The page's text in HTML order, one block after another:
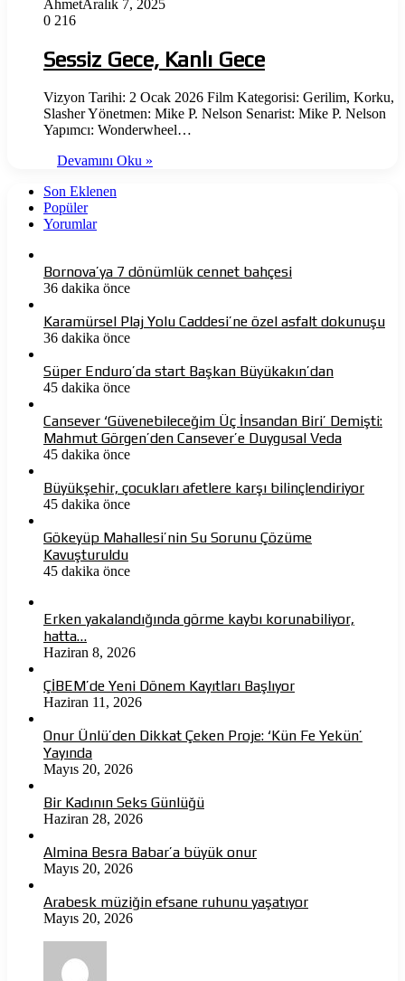
AhmetAralık 7, 2025
0 216
Sessiz Gece, Kanlı Gece
Vizyon Tarihi: 2 Ocak 2026 Film Kategorisi: Gerilim, Korku,
Slasher Yönetmen: Mike P. Nelson Senarist: Mike P. Nelson
Yapımcı: Wonderwheel…
Devamını Oku »
Son Eklenen
Popüler
Yorumlar
Bornova’ya 7 dönümlük cennet bahçesi
36 dakika önce
Karamürsel Plaj Yolu Caddesi’ne özel asfalt dokunuşu
36 dakika önce
Süper Enduro’da start Başkan Büyükakın’dan
45 dakika önce
Cansever ‘Güvenebileceğim Üç İnsandan Biri’ Demişti:
Mahmut Görgen’den Cansever’e Duygusal Veda
45 dakika önce
Büyükşehir, çocukları afetlere karşı bilinçlendiriyor
45 dakika önce
Gökeyüp Mahallesi’nin Su Sorunu Çözüme
Kavuşturuldu
45 dakika önce
Erken yakalandığında görme kaybı korunabiliyor,
hatta…
Haziran 8, 2026
ÇİBEM’de Yeni Dönem Kayıtları Başlıyor
Haziran 11, 2026
Onur Ünlü’den Dikkat Çeken Proje: ‘Kün Fe Yekün’
Yayında
Mayıs 20, 2026
Bir Kadının Seks Günlüğü
Haziran 28, 2026
Almina Besra Babar’a büyük onur
Mayıs 20, 2026
Arabesk müziğin efsane ruhunu yaşatıyor
Mayıs 20, 2026